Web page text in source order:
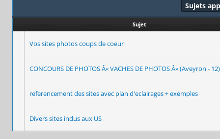
Sujets
Sujet
Vos sites photos coups de coeur
CONCOURS DE PHOTOS Â« VACHES DE PHOTOS Â» (Aveyron - 12)
referencement des sites avec plan d'eclairages + exemples
Divers sites indus aux US